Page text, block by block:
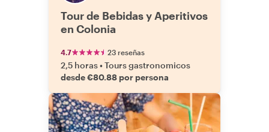
Tour de Bebidas y Aperitivos
en Colonia
4.7 23 reseñas
2,5 horas•Tours gastronomicos
desde €80.88 por persona